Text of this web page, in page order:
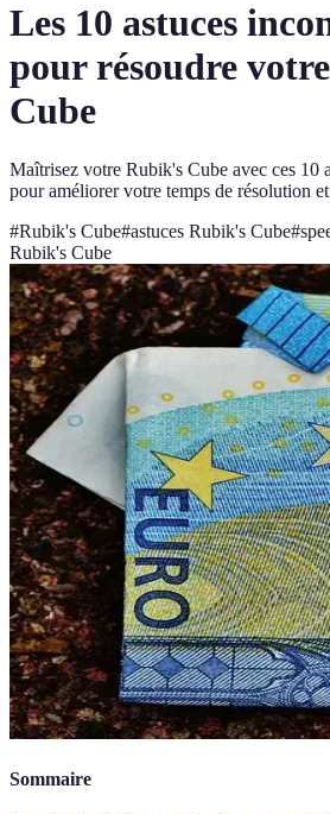
Les 10 astuces
pour résoudre
Cube
Maîtrisez votre Rubik's Cube avec ces 10
pour améliorer votre temps de résolution
#Rubik's Cube#astuces Rubik's Cube#
Rubik's Cube
Sommaire